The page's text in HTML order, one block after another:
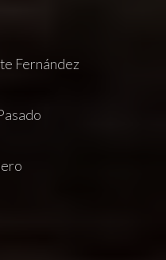
Fernández